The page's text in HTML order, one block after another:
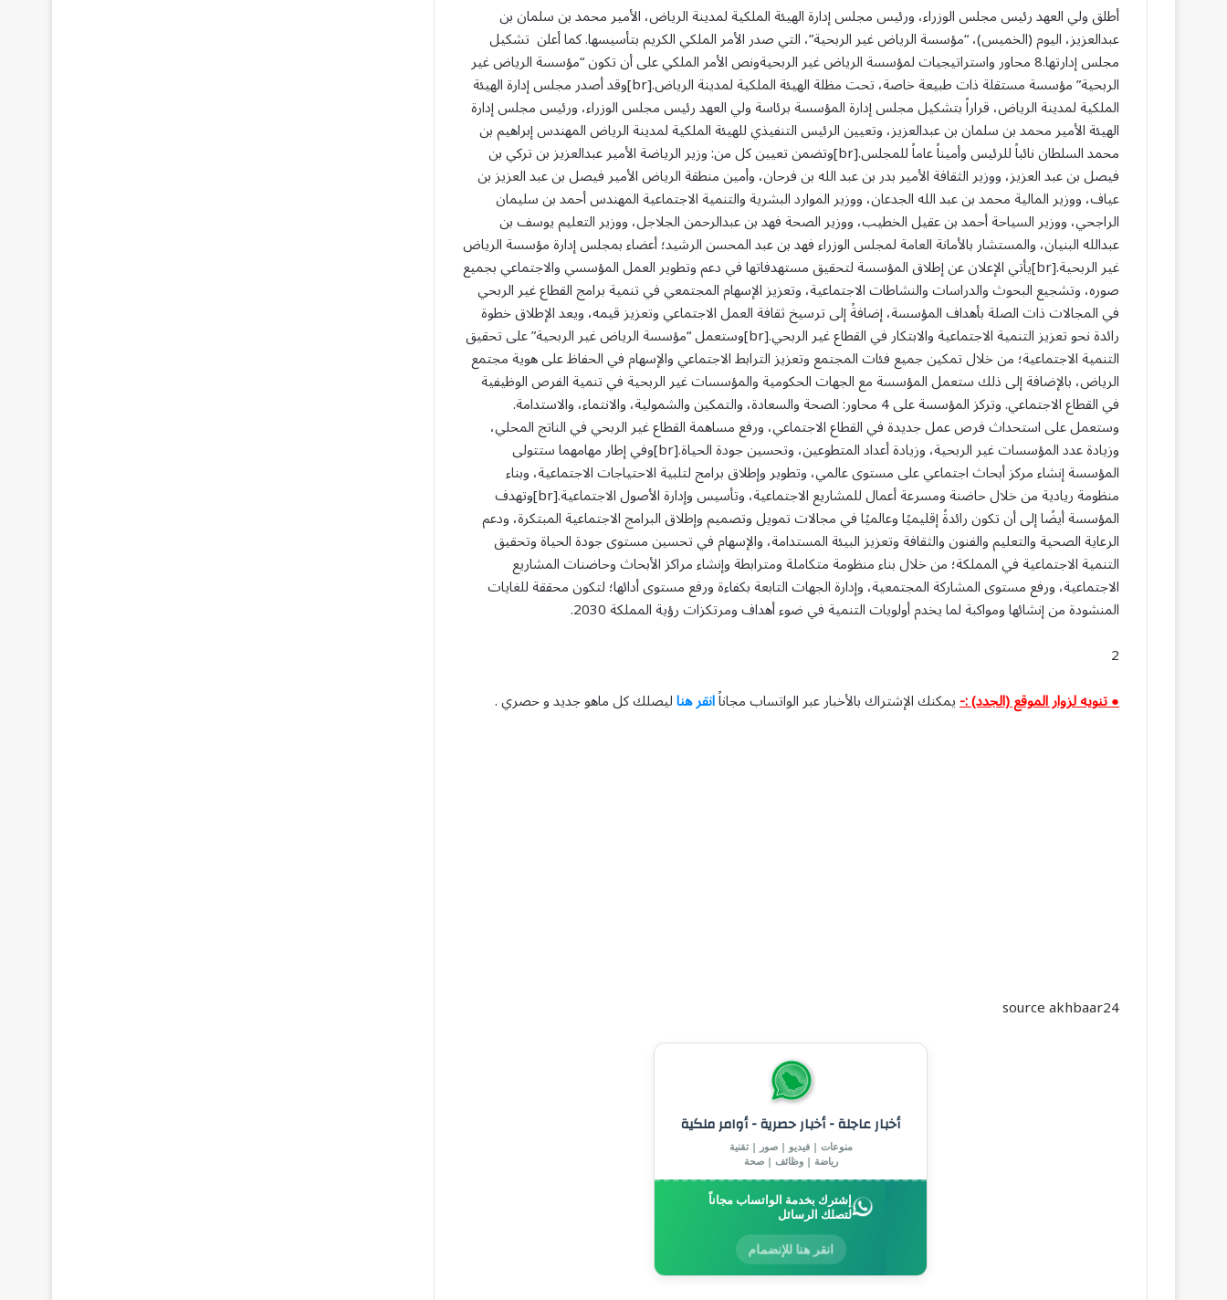
أطلق ولي العهد رئيس مجلس الوزراء، ورئيس مجلس إدارة الهيئة الملكية لمدينة الرياض، الأمير محمد بن سلمان بن
عبدالعزيز، اليوم (الخميس)، “مؤسسة الرياض غير الربحية”، التي صدر الأمر الملكي الكريم بتأسيسها. كما أعلن تشكيل
مجلس إدارتها.8 محاور واستراتيجيات لمؤسسة الرياض غير الربحيةونص الأمر الملكي على أن تكون “مؤسسة الرياض غير
الربحية” مؤسسة مستقلة ذات طبيعة خاصة، تحت مظلة الهيئة الملكية لمدينة الرياض.[br]وقد أصدر مجلس إدارة الهيئة
الملكية لمدينة الرياض، قراراً بتشكيل مجلس إدارة المؤسسة برئاسة ولي العهد رئيس مجلس الوزراء، ورئيس مجلس إدارة
الهيئة الأمير محمد بن سلمان بن عبدالعزيز، وتعيين الرئيس التنفيذي للهيئة الملكية لمدينة الرياض المهندس إبراهيم بن
محمد السلطان نائباً للرئيس وأميناً عاماً للمجلس.[br]وتضمن تعيين كل من: وزير الرياضة الأمير عبدالعزيز بن تركي بن
فيصل بن عبد العزيز، ووزير الثقافة الأمير بدر بن عبد الله بن فرحان، وأمين منطقة الرياض الأمير فيصل بن عبد العزيز بن
عياف، ووزير المالية محمد بن عبد الله الجدعان، ووزير الموارد البشرية والتنمية الاجتماعية المهندس أحمد بن سليمان
الراجحي، ووزير السياحة أحمد بن عقيل الخطيب، ووزير الصحة فهد بن عبدالرحمن الجلاجل، ووزير التعليم يوسف بن
عبدالله البنيان، والمستشار بالأمانة العامة لمجلس الوزراء فهد بن عبد المحسن الرشيد؛ أعضاء بمجلس إدارة مؤسسة الرياض
غير الربحية.[br]يأتي الإعلان عن إطلاق المؤسسة لتحقيق مستهدفاتها في دعم وتطوير العمل المؤسسي والاجتماعي بجميع
صوره، وتشجيع البحوث والدراسات والنشاطات الاجتماعية، وتعزيز الإسهام المجتمعي في تنمية برامج القطاع غير الربحي
في المجالات ذات الصلة بأهداف المؤسسة، إضافةً إلى ترسيخ ثقافة العمل الاجتماعي وتعزيز قيمه، ويعد الإطلاق خطوة
رائدة نحو تعزيز التنمية الاجتماعية والابتكار في القطاع غير الربحي.[br]وستعمل “مؤسسة الرياض غير الربحية” على تحقيق
التنمية الاجتماعية؛ من خلال تمكين جميع فئات المجتمع وتعزيز الترابط الاجتماعي والإسهام في الحفاظ على هوية مجتمع
الرياض، بالإضافة إلى ذلك ستعمل المؤسسة مع الجهات الحكومية والمؤسسات غير الربحية في تنمية الفرص الوظيفية
في القطاع الاجتماعي. وتركز المؤسسة على 4 محاور: الصحة والسعادة، والتمكين والشمولية، والانتماء، والاستدامة.
وستعمل على استحداث فرص عمل جديدة في القطاع الاجتماعي، ورفع مساهمة القطاع غير الربحي في الناتج المحلي،
وزيادة عدد المؤسسات غير الربحية، وزيادة أعداد المتطوعين، وتحسين جودة الحياة.[br]وفي إطار مهامهما ستتولى
المؤسسة إنشاء مركز أبحاث اجتماعي على مستوى عالمي، وتطوير وإطلاق برامج لتلبية الاحتياجات الاجتماعية، وبناء
منظومة ريادية من خلال حاضنة ومسرعة أعمال للمشاريع الاجتماعية، وتأسيس وإدارة الأصول الاجتماعية.[br]وتهدف
المؤسسة أيضًا إلى أن تكون رائدةً إقليميًا وعالميًا في مجالات تمويل وتصميم وإطلاق البرامج الاجتماعية المبتكرة، ودعم
الرعاية الصحية والتعليم والفنون والثقافة وتعزيز البيئة المستدامة، والإسهام في تحسين مستوى جودة الحياة وتحقيق
التنمية الاجتماعية في المملكة؛ من خلال بناء منظومة متكاملة ومترابطة وإنشاء مراكز الأبحاث وحاضنات المشاريع
الاجتماعية، ورفع مستوى المشاركة المجتمعية، وإدارة الجهات التابعة بكفاءة ورفع مستوى أدائها؛ لتكون محققة للغايات
المنشودة من إنشائها ومواكبة لما يخدم أولويات التنمية في ضوء أهداف ومرتكزات رؤية المملكة 2030.
2
● تنويه لزوار الموقع (الجدد) :-يمكنك الإشتراك بالأخبار عبر الواتساب مجاناًانقر هناليصلك كل ماهو جديد و حصري .
source akhbaar24
أخبار عاجلة - أخبار حصرية - أوامر ملكية
منوعات | فيديو | صور | تقنية
رياضة | وظائف | صحة
إشترك بخدمة الواتساب مجاناً
لتصلك الرسائل
انقر هنا للإنضمام